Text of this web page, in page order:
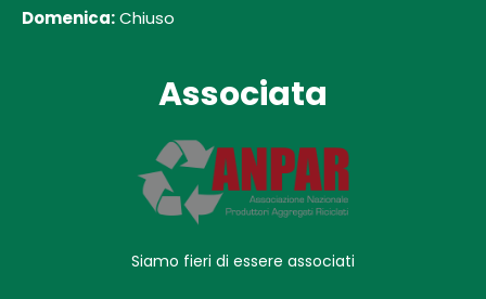
Domenica:Chiuso
Associata
Siamo fieri di essere associati